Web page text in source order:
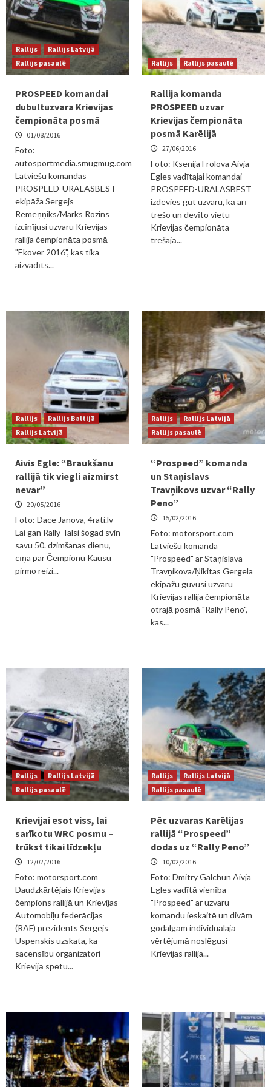
Rallijs
Rallijs Latvijā
Rallijs pasaulē
PROSPEED komandai
dubultuzvara Krievijas
čempionāta posmā
01/08/2016
Foto:
autosportmedia.smugmug.com
Latviešu komandas
PROSPEED-URALASBEST
ekipāža Sergejs
Remeņņiks/Marks Rozins
izcīnījusi uzvaru Krievijas
rallija čempionāta posmā
"Ekover 2016", kas tika
aizvadīts...
Rallijs Rallijs pasaulē
Rallija komanda
PROSPEED uzvar
Krievijas čempionāta
posmā Karēlijā
27/06/2016
Foto: Ksenija Frolova Aivja
Egles vadītajai komandai
PROSPEED-URALASBEST
izdevies gūt uzvaru, kā arī
trešo un devīto vietu
Krievijas čempionāta
trešajā...
Rallijs
Rallijs Baltijā
Rallijs Latvijā
Aivis Egle: “Braukšanu
rallijā tik viegli aizmirst
nevar”
20/05/2016
Foto: Dace Janova, 4rati.lv
Lai gan Rally Talsi šogad svin
savu 50. dzimšanas dienu,
cīņa par Čempionu Kausu
pirmo reizi...
Rallijs
Rallijs Latvijā
Rallijs pasaulē
“Prospeed” komanda
un Staņislavs
Travņikovs uzvar “Rally
Peno”
15/02/2016
Foto: motorsport.com
Latviešu komanda
"Prospeed" ar Staņislava
Travņikova/Ņikitas Gergela
ekipāžu guvusi uzvaru
Krievijas rallija čempionāta
otrajā posmā "Rally Peno",
kas...
Rallijs
Rallijs Latvijā
Rallijs pasaulē
Krievijai esot viss, lai
sarīkotu WRC posmu –
trūkst tikai līdzekļu
12/02/2016
Foto: motorsport.com
Daudzkārtējais Krievijas
čempions rallijā un Krievijas
Automobiļu federācijas
(RAF) prezidents Sergejs
Uspenskis uzskata, ka
sacensību organizatori
Krievijā spētu...
Rallijs
Rallijs Latvijā
Rallijs pasaulē
Pēc uzvaras Karēlijas
rallijā “Prospeed”
dodas uz “Rally Peno”
10/02/2016
Foto: Dmitry Galchun Aivja
Egles vadītā vienība
"Prospeed" ar uzvaru
komandu ieskaitē un divām
godalgām individuālajā
vērtējumā noslēgusi
Krievijas rallija...